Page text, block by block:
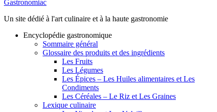
Gastronomiac
Un site dédié à l'art culinaire et à la haute gastronomie
Encyclopédie gastronomique
Sommaire général
Glossaire des produits et des ingrédients
Les Fruits
Les Légumes
Les Épices – Les Huiles alimentaires et Les
Condiments
Les Céréales – Le Riz et Les Graines
Lexique culinaire